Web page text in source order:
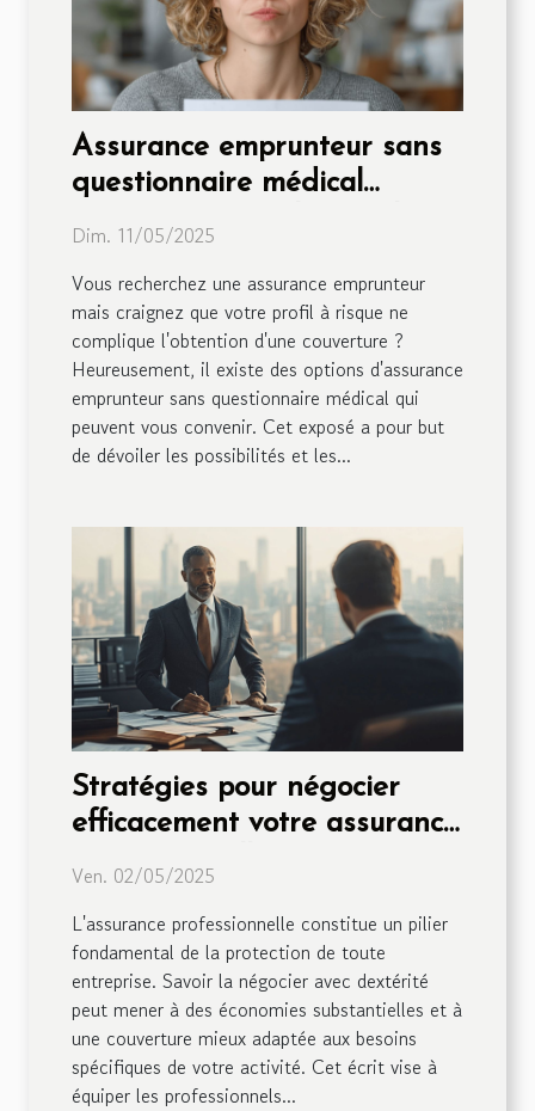
Assurance emprunteur sans
questionnaire médical
options et conseils pour les
Dim. 11/05/2025
Vous recherchez une assurance emprunteur
mais craignez que votre profil à risque ne
complique l'obtention d'une couverture ?
Heureusement, il existe des options d'assurance
emprunteur sans questionnaire médical qui
peuvent vous convenir. Cet exposé a pour but
de dévoiler les possibilités et les...
Stratégies pour négocier
efficacement votre assurance
Ven. 02/05/2025
L'assurance professionnelle constitue un pilier
fondamental de la protection de toute
entreprise. Savoir la négocier avec dextérité
peut mener à des économies substantielles et à
une couverture mieux adaptée aux besoins
spécifiques de votre activité. Cet écrit vise à
équiper les professionnels...